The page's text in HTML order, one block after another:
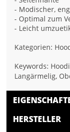
- Modischer,
- Optimal zum
- Leicht
Kategorien:
Keywords:
Langärmelig,
HERSTELLER